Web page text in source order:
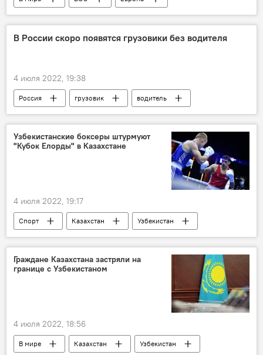
Оспа обезьян
В России скоро появятся грузовики без водителя
4 июля 2022, 19:38
Россия грузовик
водитель
транспорт
Узбекистанские боксеры штурмуют
"Кубок Елорды" в Казахстане
4 июля 2022, 19:17
Спорт Казахстан
Узбекистан
боксер
Бокс Нур-Султан
Граждане Казахстана застряли на
границе с Узбекистаном
4 июля 2022, 18:56
В мире Казахстан
Узбекистан